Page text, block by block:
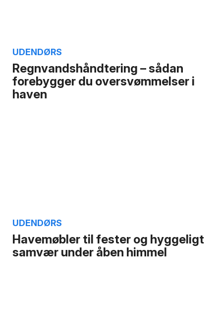
Regnvandshåndtering – sådan
forebygger du oversvømmelser i
haven
UDENDØRS
Havemøbler til fester og hyggeligt
samvær under åben himmel
UDENDØRS